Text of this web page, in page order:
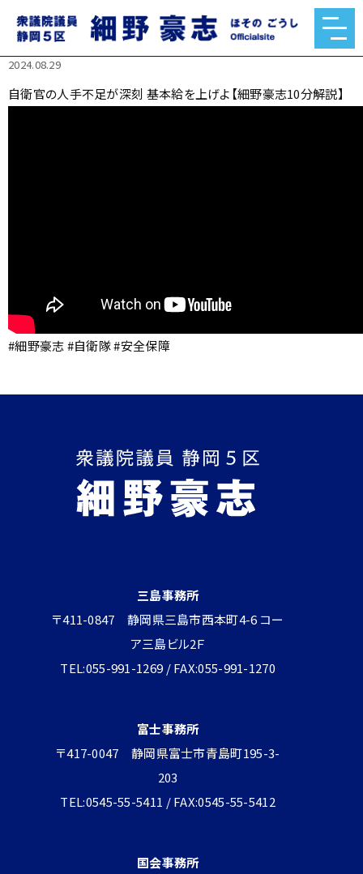
自衛官の人手不足が深刻 基本給を上げよ【細野豪志10分解
説】
2024.08.29
自衛官の人手不足が深刻 基本給を上げよ【細野豪志10分解説】
#細野豪志 #自衛隊 #安全保障
三島事務所
〒411-0847 静岡県三島市西本町4-6 コー
ア三島ビル2Ｆ
TEL:055-991-1269 / FAX:055-991-1270
富士事務所
〒417-0047 静岡県富士市青島町195-3-
203
TEL:0545-55-5411 / FAX:0545-55-5412
国会事務所